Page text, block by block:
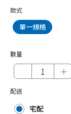
款式
單一規格
數量
＋
配送
宅配